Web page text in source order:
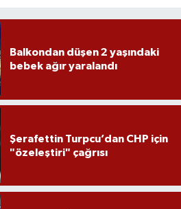
Balkondan düşen 2 yaşındaki
bebek ağır yaralandı
Şerafettin Turpcu’dan CHP için
"özeleştiri" çağrısı